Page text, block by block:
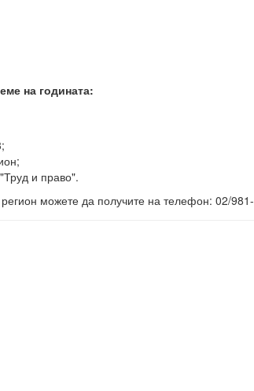
на годината:
и право".
можете да получите на телефон: 02/